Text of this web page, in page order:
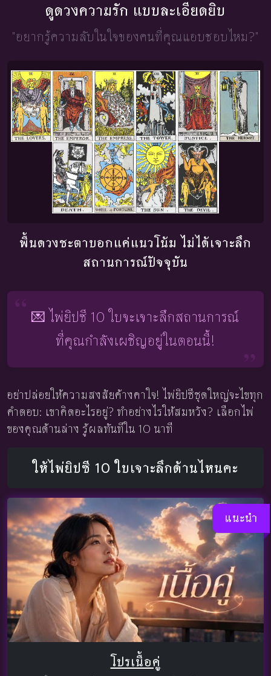
ดูดวงความรัก แบบละเอียดยิบ
"อยากรู้ความลับในใจของคนที่คุณแอบชอบไหม?"
พื้นดวงชะตาบอกแค่แนวโน้ม ไม่ได้เจาะลึก
สถานการณ์ปัจจุบัน
💌 ไพ่ยิปซี 10 ใบจะเจาะลึกสถานการณ์
ที่คุณกำลังเผชิญอยู่ในตอนนี้!
อย่าปล่อยให้ความสงสัยค้างคาใจ! ไพ่ยิปซีชุดใหญ่จะไขทุก
คำตอบ: เขาคิดอะไรอยู่? ทำอย่างไรให้สมหวัง? เลือกไพ่
ของคุณด้านล่าง รู้ผลทันทีใน 10 นาที
ให้ไพ่ยิปซี 10 ใบเจาะลึกด้านไหนคะ
แนะนำ
โปรเนื้อคู่